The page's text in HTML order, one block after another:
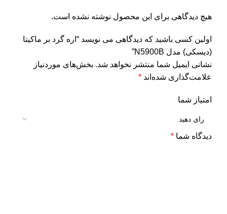
هیچ دیدگاهی برای این محصول نوشته نشده است.
اولین کسی باشید که دیدگاهی می نویسد “اره گرد بر ماکیتا
(دیسکی) مدل N5900B”
نشانی ایمیل شما منتشر نخواهد شد. بخش‌های موردنیاز
علامت‌گذاری شده‌اند *
امتیاز شما
دیدگاه شما *